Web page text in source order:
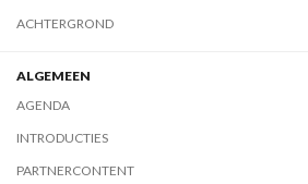
ACHTERGROND
ALGEMEEN
AGENDA
INTRODUCTIES
PARTNERCONTENT